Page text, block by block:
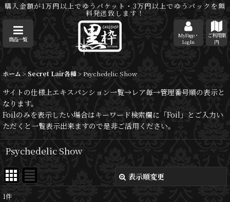
購入金額が1万円以上でゆうパケット・3万円以上でゆうパックを無
料発送致します！
商品一覧
MyPage・
Log-In
ご利用案
内
ホーム > Secret Lair各種> Psychedelic Show
サイトの仕様上エキスパンション一覧→レア毎→管理番号順の表示と
なります。
Foilのみを表示したい場合はキーワード検索欄に「Foil」とご入力い
ただくと一覧表示出来ますので是非ご活用ください。
Psychedelic Show
表示順変更
1件